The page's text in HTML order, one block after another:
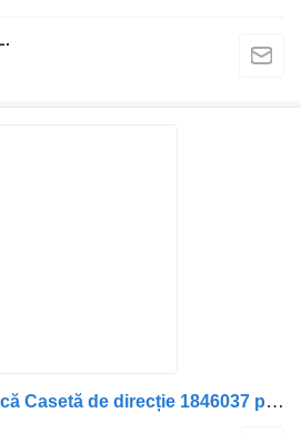
Servodirecţie hidraulică Casetă de direcție 1846037 pentru camion DAF – Cod